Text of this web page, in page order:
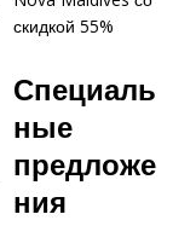
скидкой 55%
Специаль
ные
предложе
ния